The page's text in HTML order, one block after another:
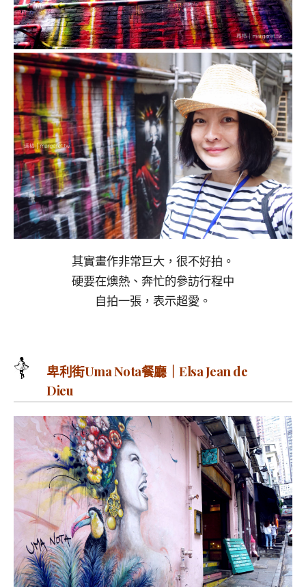
其實畫作非常巨大，很不好拍。
硬要在燠熱、奔忙的參訪行程中
自拍一張，表示超愛。
卑利街Uma Nota餐廳｜Elsa Jean de
Dieu